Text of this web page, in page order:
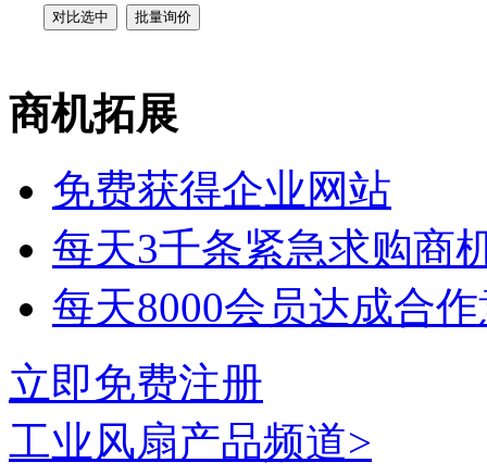
商机拓展
免费获得企业网站
每天3千条紧急求购商
每天8000会员达成合
立即免费注册
工业风扇产品频道>